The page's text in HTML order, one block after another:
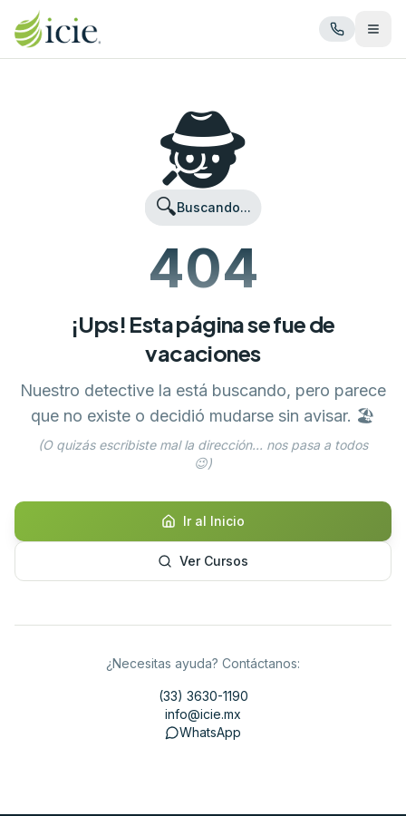
Abrir
🕵️
🔍Buscando...
404
¡Ups! Esta página se fue de
vacaciones
Nuestro detective la está buscando, pero parece
que no existe o decidió mudarse sin avisar. 🏖️
(O quizás escribiste mal la dirección... nos pasa a todos
😉)
Ir al Inicio
Ver Cursos
¿Necesitas ayuda? Contáctanos:
(33) 3630-1190
info@icie.mx
WhatsApp